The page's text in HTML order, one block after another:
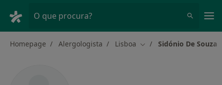
O que procura?
Homepage Alergologista Lisboa Mudar de cidade
Sidónio De Souza